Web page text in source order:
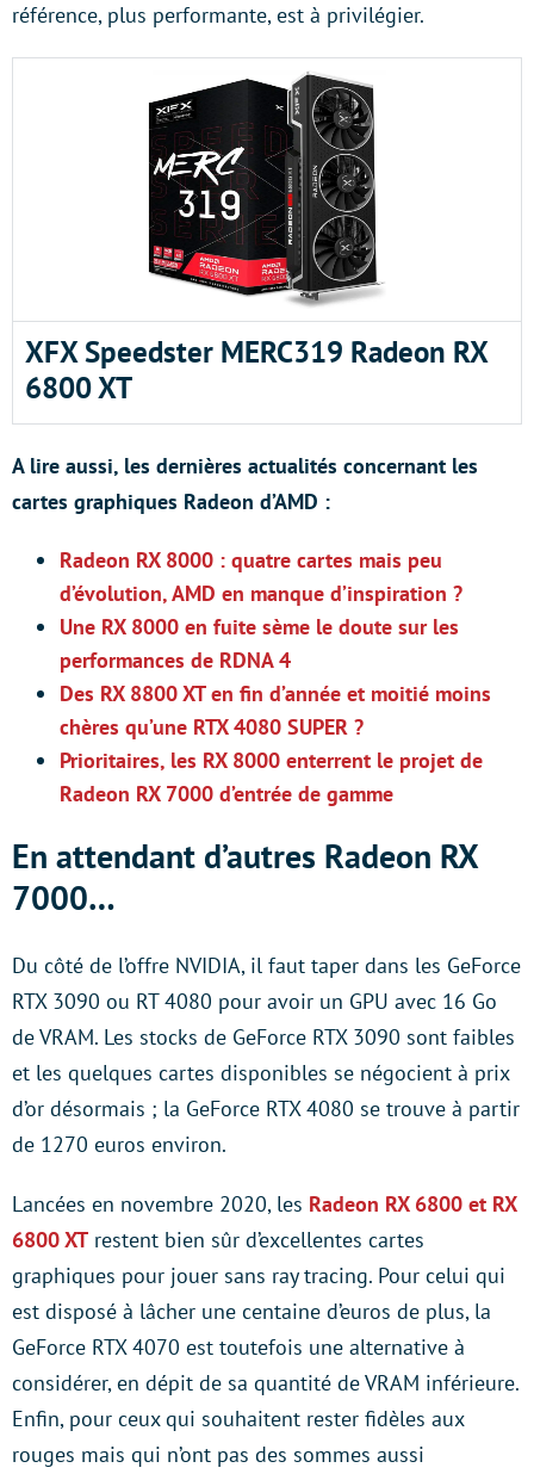
référence, plus performante, est à privilégier.
XFX Speedster MERC319 Radeon RX
6800 XT
A lire aussi, les dernières actualités concernant les
cartes graphiques Radeon d’AMD :
Radeon RX 8000 : quatre cartes mais peu
d’évolution, AMD en manque d’inspiration ?
Une RX 8000 en fuite sème le doute sur les
performances de RDNA 4
Des RX 8800 XT en fin d’année et moitié moins
chères qu’une RTX 4080 SUPER ?
Prioritaires, les RX 8000 enterrent le projet de
Radeon RX 7000 d’entrée de gamme
En attendant d’autres Radeon RX
7000…
Du côté de l’offre NVIDIA, il faut taper dans les GeForce
RTX 3090 ou RT 4080 pour avoir un GPU avec 16 Go
de VRAM. Les stocks de GeForce RTX 3090 sont faibles
et les quelques cartes disponibles se négocient à prix
d’or désormais ; la GeForce RTX 4080 se trouve à partir
de 1270 euros environ.
Lancées en novembre 2020, les Radeon RX 6800 et RX
6800 XT restent bien sûr d’excellentes cartes
graphiques pour jouer sans ray tracing. Pour celui qui
est disposé à lâcher une centaine d’euros de plus, la
GeForce RTX 4070 est toutefois une alternative à
considérer, en dépit de sa quantité de VRAM inférieure.
Enfin, pour ceux qui souhaitent rester fidèles aux
rouges mais qui n’ont pas des sommes aussi